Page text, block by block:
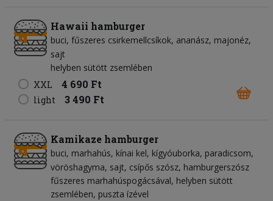
Hawaii hamburger
buci fűszeres csirkemellcsíkok ananász majonéz
sajt
helyben sütött zsemlében
XXL
4 690 Ft
light 3 490 Ft
Kamikaze hamburger
buci marhahús kínai kel kígyóuborka paradicsom
vöröshagyma sajt csípős szósz hamburgerszósz
fűszeres marhahúspogácsával, helyben sütött
zsemlében, puszta ízével